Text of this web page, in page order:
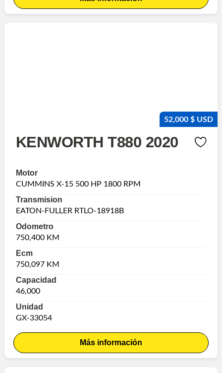
52,000 $ USD
KENWORTH T880 2020
Motor
CUMMINS X-15 500 HP 1800 RPM
Transmision
EATON-FULLER RTLO-18918B
Odometro
750,400 KM
Ecm
750,097 KM
Capacidad
46,000
Unidad
GX-33054
Más información